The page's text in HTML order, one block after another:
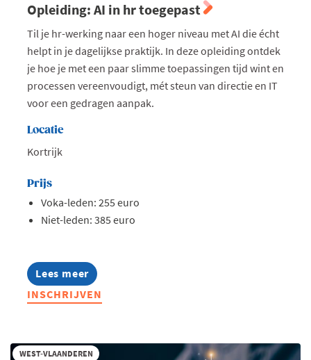
Opleiding: AI in hr toegepast
Til je hr-werking naar een hoger niveau met AI die écht
helpt in je dagelijkse praktijk. In deze opleiding ontdek
je hoe je met een paar slimme toepassingen tijd wint en
processen vereenvoudigt, mét steun van directie en IT
voor een gedragen aanpak.
Locatie
Kortrijk
Prijs
Voka-leden: 255 euro
Niet-leden: 385 euro
Lees meer
about
Opleiding:
AI
INSCHRIJVEN
WEST-VLAANDEREN